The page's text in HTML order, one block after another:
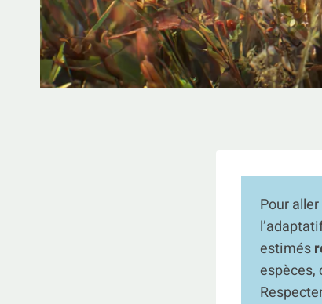
Pour
estimés
espèces,